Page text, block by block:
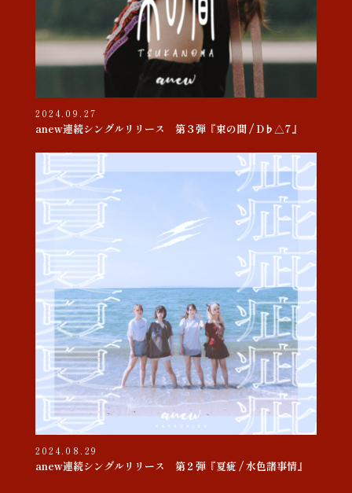
2024.09.27
anew連続シングルリリース 第３弾『束の間 / D♭△7』
2024.08.29
anew連続シングルリリース 第２弾『夏疵 / 水色諸事情』